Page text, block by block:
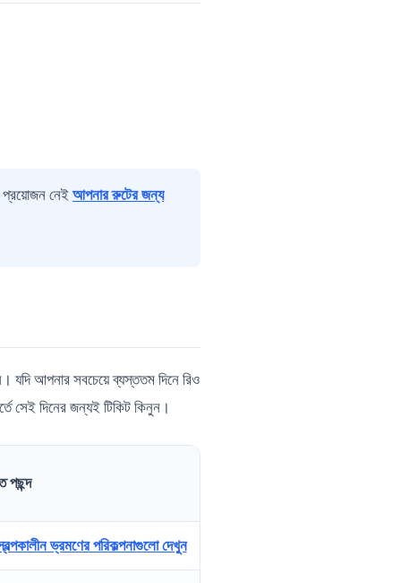
প্রয়োজন নেই আপনার রুটের জন্য
যদি আপনার সবচেয়ে ব্যস্ততম দিনে রিও
সেই দিনের জন্যই টিকিট কিনুন।
পছন্দ
ভ্রমণের পরিকল্পনাগুলো দেখুন